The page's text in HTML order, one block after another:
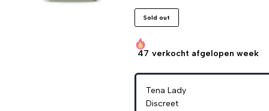
Sold out
47 verkocht afgelopen week
Tena Lady
Discreet